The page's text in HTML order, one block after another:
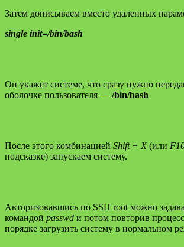
Затем дописываем вместо удаленных
single init=/bin/bash
Он укажет системе, что сразу нужно
оболочке пользователя — /bin/bash
После этого комбинацией Shift + X(или
подсказке) запускаем систему.
Авторизовавшись по SSH root можно
командой passwd и потом повторив
порядке загрузить систему в нормальном